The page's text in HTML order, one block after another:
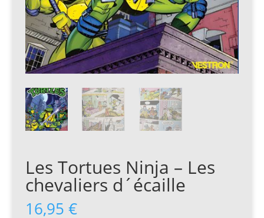
Les Tortues Ninja – Les
chevaliers d´écaille
16,95 €